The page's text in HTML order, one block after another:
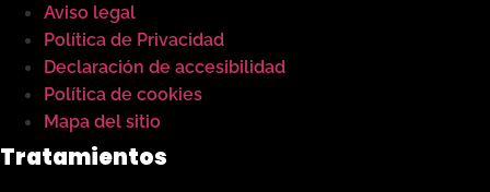
Aviso legal
Política de Privacidad
Declaración de accesibilidad
Política de cookies
Mapa del sitio
Tratamientos